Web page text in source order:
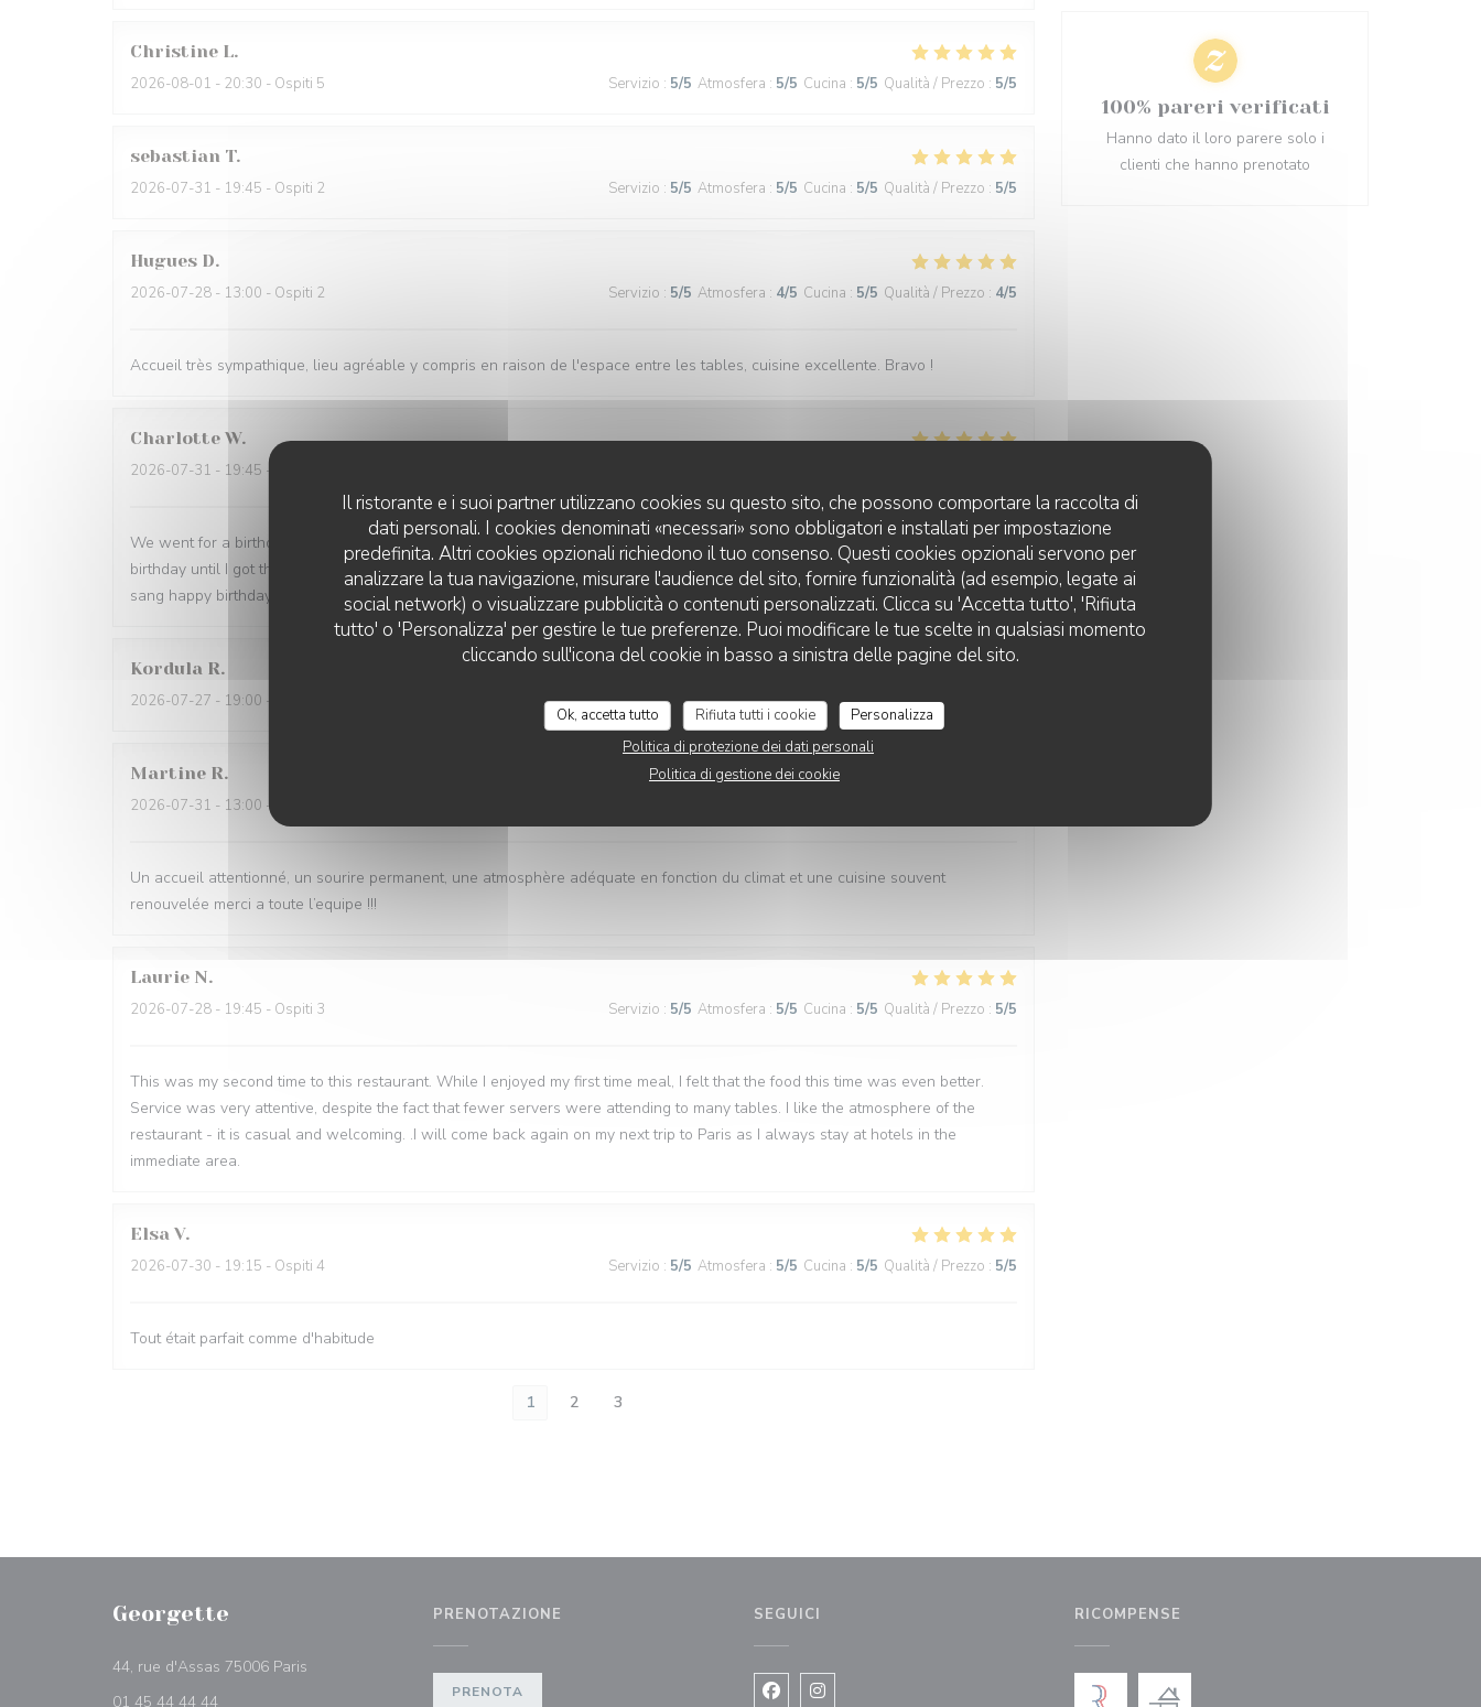
Il ristorante e i suoi partner utilizzano cookies su questo sito, che possono comportare la raccolta di
dati personali. I cookies denominati «necessari» sono obbligatori e installati per impostazione
predefinita. Altri cookies opzionali richiedono il tuo consenso. Questi cookies opzionali servono per
analizzare la tua navigazione, misurare l'audience del sito, fornire funzionalità (ad esempio, legate ai
social network) o visualizzare pubblicità o contenuti personalizzati. Clicca su 'Accetta tutto', 'Rifiuta
tutto' o 'Personalizza' per gestire le tue preferenze. Puoi modificare le tue scelte in qualsiasi momento
cliccando sull'icona del cookie in basso a sinistra delle pagine del sito.
Ok, accetta tutto Rifiuta tutti i cookie
Personalizza
Politica di protezione dei dati personali
Politica di gestione dei cookie
Christine L
2026-08-01 - 20:30 - Ospiti 5 Servizio : 5/5 Atmosfera : 5/5 Cucina : 5/5 Qualità / Prezzo : 5/5
sebastian T
2026-07-31 - 19:45 - Ospiti 2 Servizio : 5/5 Atmosfera : 5/5 Cucina : 5/5 Qualità / Prezzo : 5/5
Hugues D
2026-07-28 - 13:00 - Ospiti 2 Servizio : 5/5 Atmosfera : 4/5 Cucina : 5/5 Qualità / Prezzo : 4/5
Accueil très sympathique, lieu agréable y compris en raison de l'espace entre les tables, cuisine excellente. Bravo !
Charlotte W
2026-07-31 - 19:45 - Ospiti 2
We went for a birthday meal and it was perfect. Food was fantastic in taste and presentation. They didn't know it was my
birthday until I got there when my husband told them, when my dessert came out they popped a candle on and the staff all
sang happy birthday to me. The whole evening was excellent. Highly recommend!!
Kordula R
2026-07-27 - 19:00 - Ospiti 4 Servizio:5 /5 Atmosfera:5/5 Cucina:5/5 Qualità / Prezzo
Martine R
2026-07-31 - 13:00 - Ospiti 4
Un accueil attentionné, un sourire permanent, une atmosphère adéquate en fonction du climat et une cuisine souvent
renouvelée merci a toute l’equipe !!!
Laurie N
2026-07-28 - 19:45 - Ospiti 3 Servizio : 5/5 Atmosfera : 5/5 Cucina : 5/5 Qualità / Prezzo : 5/5
This was my second time to this restaurant. While I enjoyed my first time meal, I felt that the food this time was even better.
Service was very attentive, despite the fact that fewer servers were attending to many tables. I like the atmosphere of the
restaurant - it is casual and welcoming. .I will come back again on my next trip to Paris as I always stay at hotels in the
immediate area.
Elsa V
2026-07-30 - 19:15 - Ospiti 4 Servizio : 5/5 Atmosfera : 5/5 Cucina : 5/5 Qualità / Prezzo : 5/5
Tout était parfait comme d'habitude
1 2 3
100% pareri verificati
Hanno dato il loro parere solo i
clienti che hanno prenotato
Georgette
44, rue d'Assas 75006 Paris
01 45 44 44 44
PRENOTAZIONE
PRENOTA
SEGUICI
Facebook ((apre una nuova finestra))
Instagram ((apre una nuova finestra))
RICOMPENSE